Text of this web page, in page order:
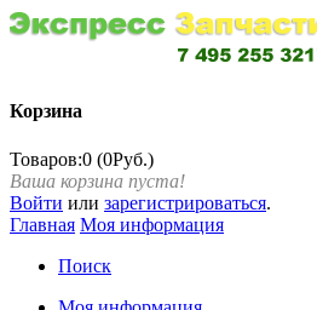
Корзина
Товаров:0 (0Руб.)
Ваша корзина пуста!
Войти или зарегистрироваться.
Главная Моя информация
Поиск